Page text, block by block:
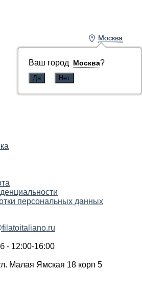
персональных данных
Москва
Ваш город Москва?
- 12:00-16:00
Малая Ямская 18 корп 5
Москва
Ваш город Москва?